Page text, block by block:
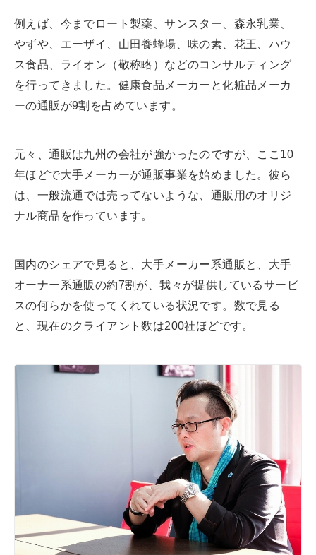
例えば、今までロート製薬、サンスター、森永乳業、
やずや、エーザイ、山田養蜂場、味の素、花王、ハウ
ス食品、ライオン（敬称略）などのコンサルティング
を行ってきました。健康食品メーカーと化粧品メーカ
ーの通販が9割を占めています。
元々、通販は九州の会社が強かったのですが、ここ10
年ほどで大手メーカーが通販事業を始めました。彼ら
は、一般流通では売ってないような、通販用のオリジ
ナル商品を作っています。
国内のシェアで見ると、大手メーカー系通販と、大手
オーナー系通販の約7割が、我々が提供しているサービ
スの何らかを使ってくれている状況です。数で見る
と、現在のクライアント数は200社ほどです。